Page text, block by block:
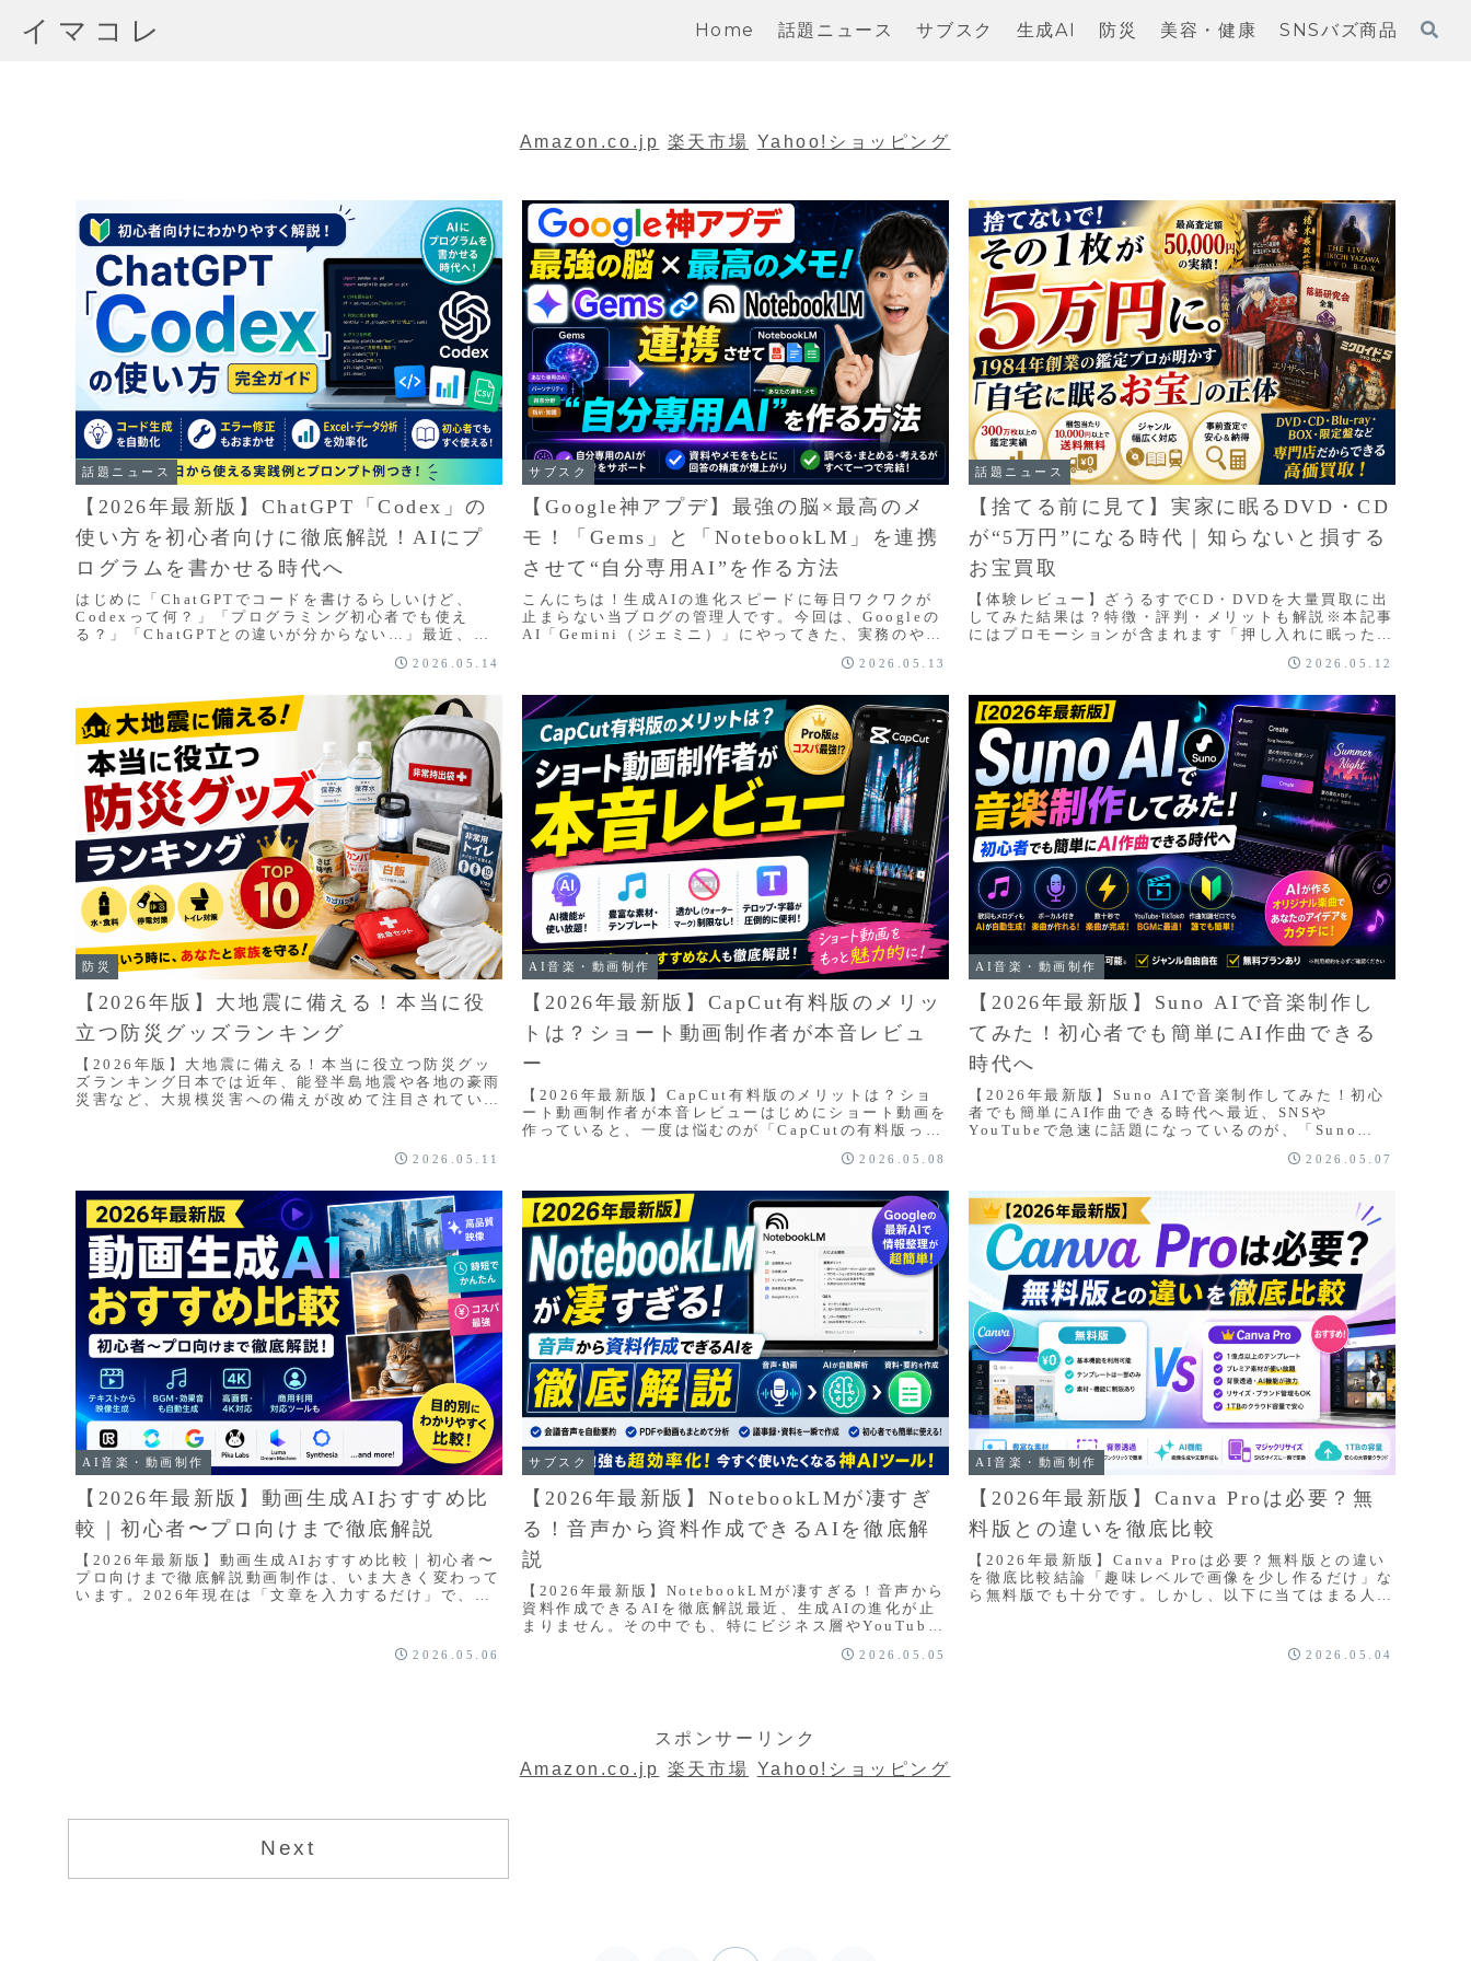
イマコレ Home 話題ニュース サブスク 生成AI 防災 美容・健康 SNSバズ商品
Amazon.co.jp 楽天市場 Yahoo!ショッピング
話題ニュース
【2026年最新版】ChatGPT「Codex」の
使い方を初心者向けに徹底解説！AIにプ
ログラムを書かせる時代へ
はじめに「ChatGPTでコードを書けるらしいけど、
Codexって何？」「プログラミング初心者でも使え
る？」「ChatGPTとの違いが分からない…」最近、AI
2026.05.14
サブスク
【Google神アプデ】最強の脳×最高のメ
モ！「Gems」と「NotebookLM」を連携
させて“自分専用AI”を作る方法
こんにちは！生成AIの進化スピードに毎日ワクワクが
止まらない当ブログの管理人です。今回は、Googleの
AI「Gemini（ジェミニ）」にやってきた、実務のやり
2026.05.13
話題ニュース
【捨てる前に見て】実家に眠るDVD・CD
が“5万円”になる時代｜知らないと損する
お宝買取
【体験レビュー】ざうるすでCD・DVDを大量買取に出
してみた結果は？特徴・評判・メリットも解説※本記事
にはプロモーションが含まれます「押し入れに眠った
2026.05.12
防災
【2026年版】大地震に備える！本当に役
立つ防災グッズランキング
【2026年版】大地震に備える！本当に役立つ防災グッ
ズランキング日本では近年、能登半島地震や各地の豪雨
災害など、大規模災害への備えが改めて注目されていま
2026.05.11
AI音楽・動画制作
【2026年最新版】CapCut有料版のメリッ
トは？ショート動画制作者が本音レビュ
ー
【2026年最新版】CapCut有料版のメリットは？ショ
ート動画制作者が本音レビューはじめにショート動画を
作っていると、一度は悩むのが「CapCutの有料版って
2026.05.08
AI音楽・動画制作
【2026年最新版】Suno AIで音楽制作し
てみた！初心者でも簡単にAI作曲できる
時代へ
【2026年最新版】Suno AIで音楽制作してみた！初心
者でも簡単にAI作曲できる時代へ最近、SNSや
YouTubeで急速に話題になっているのが、「Suno
2026.05.07
AI音楽・動画制作
【2026年最新版】動画生成AIおすすめ比
較｜初心者〜プロ向けまで徹底解説
【2026年最新版】動画生成AIおすすめ比較｜初心者〜
プロ向けまで徹底解説動画制作は、いま大きく変わって
います。2026年現在は「文章を入力するだけ」で、映
2026.05.06
サブスク
【2026年最新版】NotebookLMが凄すぎ
る！音声から資料作成できるAIを徹底解
説
【2026年最新版】NotebookLMが凄すぎる！音声から
資料作成できるAIを徹底解説最近、生成AIの進化が止
まりません。その中でも、特にビジネス層やYouTube
2026.05.05
AI音楽・動画制作
【2026年最新版】Canva Proは必要？無
料版との違いを徹底比較
【2026年最新版】Canva Proは必要？無料版との違い
を徹底比較結論「趣味レベルで画像を少し作るだけ」な
ら無料版でも十分です。しかし、以下に当てはまる人は
2026.05.04
スポンサーリンク
Amazon.co.jp 楽天市場 Yahoo!ショッピング
Next